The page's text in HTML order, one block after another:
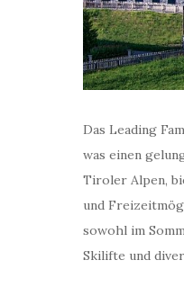
Das Leading
was einen
Tiroler Alpen,
und
sowohl im
Skilifte und